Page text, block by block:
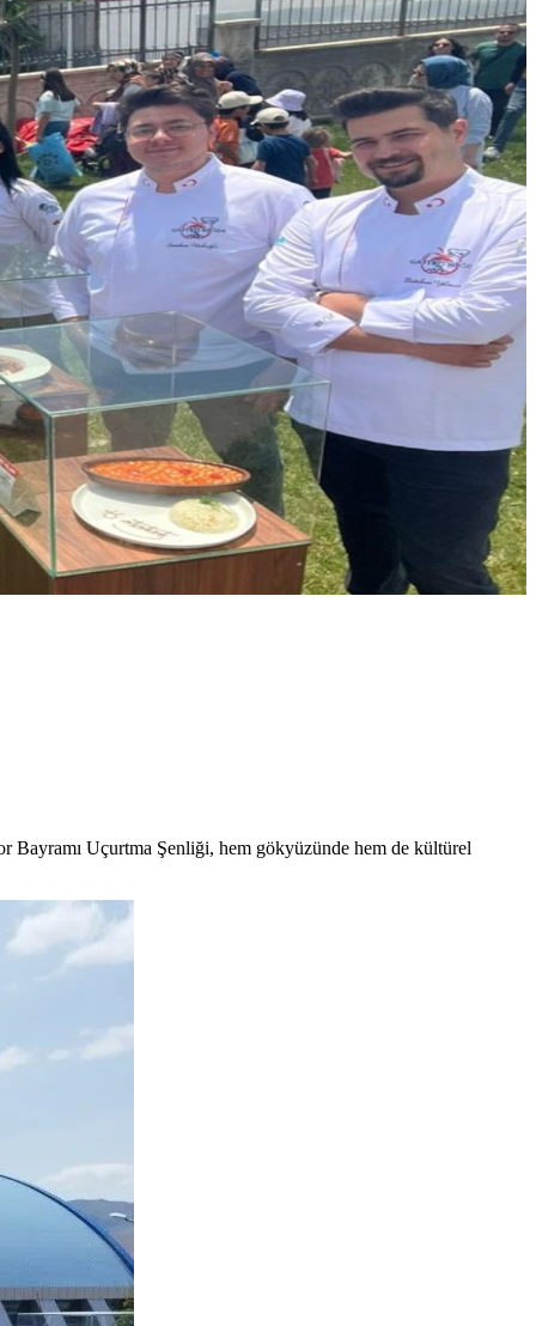
Bayramı Uçurtma Şenliği, hem gökyüzünde hem de kültürel